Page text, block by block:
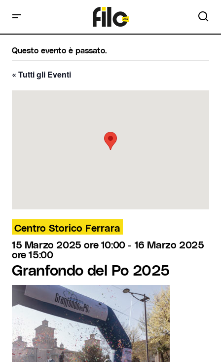
Questo evento è passato.
« Tutti gli Eventi
Centro Storico Ferrara
15 Marzo 2025 ore 10:00- 16 Marzo 2025
ore 15:00
Granfondo del Po 2025